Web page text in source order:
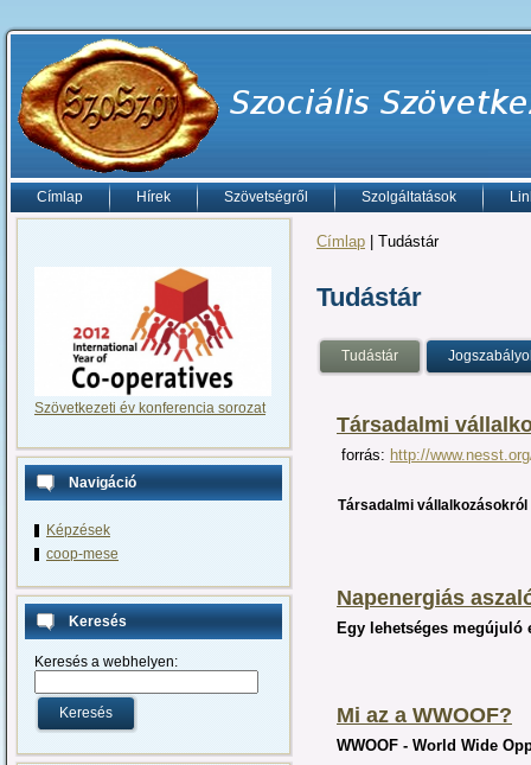
Címlap Hírek Szövetségről Szolgáltatások
Szövetkezeti év konferencia sorozat
Navigáció
Képzések
coop-mese
Keresés
Keresés a webhelyen:
Címlap | Tudástár
Tudástár
Tudástár
Társadalmi
forrás: http://
Társadalmi
Napenergiás
Egy lehetséges megújuló
Mi az a WWOOF?
WWOOF - World Wide